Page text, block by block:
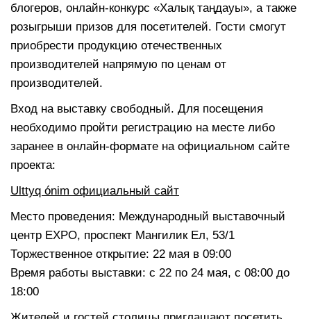
блогеров, онлайн-конкурс «Халық таңдауы», а также
розыгрыши призов для посетителей. Гости смогут
приобрести продукцию отечественных
производителей напрямую по ценам от
производителей.
Вход на выставку свободный. Для посещения
необходимо пройти регистрацию на месте либо
заранее в онлайн-формате на официальном сайте
проекта:
Ulttyq ónim официальный сайт
Место проведения: Международный выставочный
центр EXPO, проспект Мангилик Ел, 53/1
Торжественное открытие: 22 мая в 09:00
Время работы выставки: с 22 по 24 мая, с 08:00 до
18:00